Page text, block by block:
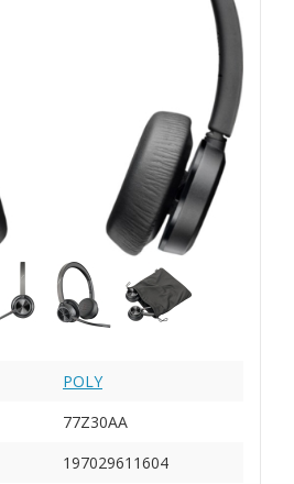
POLY
77Z30AA
197029611604